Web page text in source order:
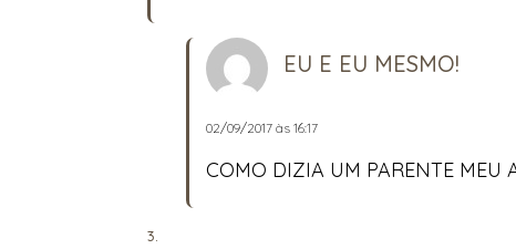
EU E EU MESMO!
02/09/2017 às 16:17
COMO DIZIA UM PARENTE MEU